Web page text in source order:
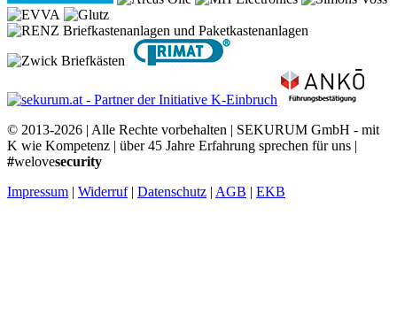
© 2013-2026 | Alle Rechte vorbehalten | SEKURUM GmbH - mit
K wie Kompetenz | über 45 Jahre Erfahrung sprechen für uns |
#welovesecurity
Impressum | Widerruf| Datenschutz | AGB | EKB